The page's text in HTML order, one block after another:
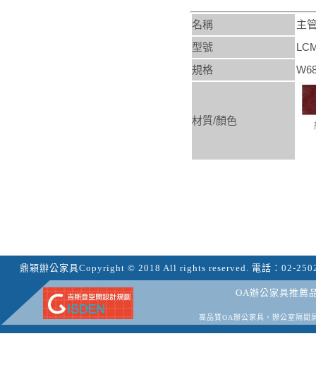
名稱
主
型號
規格
材質/顏色
鼎穎辦公家具Copyright © 2018 All rights reserved. 電話： 02-
OA辦公家具推薦
高品質OA辦公家具，辦公室隔間